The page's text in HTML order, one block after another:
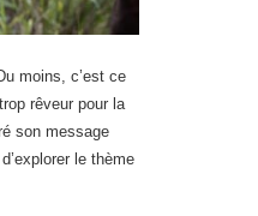
moins, c’est ce
rêveur pour la
son message
le thème